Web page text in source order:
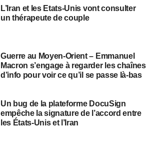
L’Iran et les Etats-Unis vont consulter
un thérapeute de couple
Guerre au Moyen-Orient – Emmanuel
Macron s’engage à regarder les chaînes
d’info pour voir ce qu’il se passe là-bas
Un bug de la plateforme DocuSign
empêche la signature de l’accord entre
les États-Unis et l’Iran